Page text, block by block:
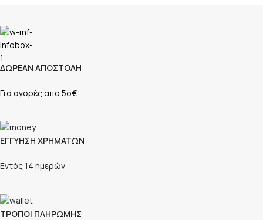
ΔΩΡΕΑΝ ΑΠΟΣΤΟΛΗ
Για αγορές απο 5ο€
ΕΓΓΥΗΣΗ ΧΡΗΜΑΤΩΝ
Εντός 14 ημερών
ΤΡΟΠΟΙ ΠΛΗΡΩΜΗΣ